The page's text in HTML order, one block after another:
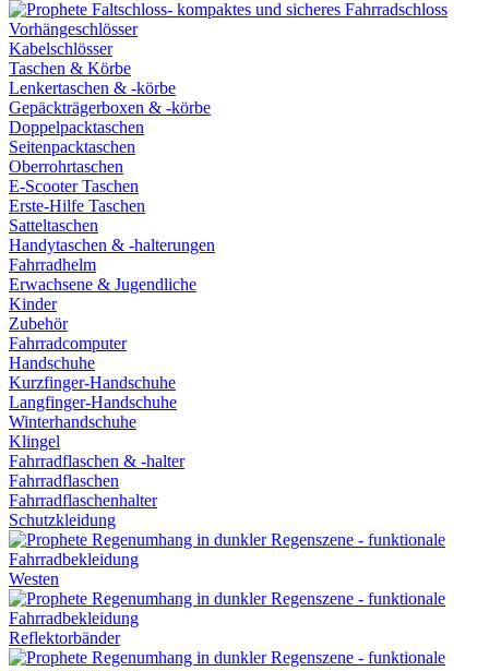
Vorhängeschlösser
Kabelschlösser
Taschen & Körbe
Lenkertaschen & -körbe
Gepäckträgerboxen & -körbe
Doppelpacktaschen
Seitenpacktaschen
Oberrohrtaschen
E-Scooter Taschen
Erste-Hilfe Taschen
Satteltaschen
Handytaschen & -halterungen
Fahrradhelm
Erwachsene & Jugendliche
Kinder
Zubehör
Fahrradcomputer
Handschuhe
Kurzfinger-Handschuhe
Langfinger-Handschuhe
Winterhandschuhe
Klingel
Fahrradflaschen & -halter
Fahrradflaschen
Fahrradflaschenhalter
Schutzkleidung
Westen
Reflektorbänder